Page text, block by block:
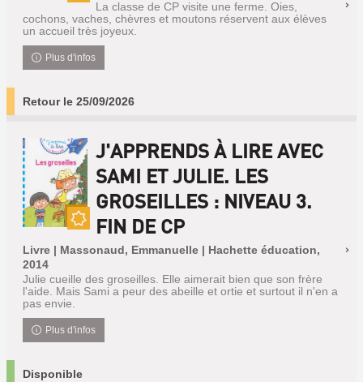
La classe de CP visite une ferme. Oies,
cochons, vaches, chèvres et moutons réservent aux élèves
un accueil très joyeux.
Plus d'infos
Retour le 25/09/2026
J'APPRENDS À LIRE AVEC
SAMI ET JULIE. LES
GROSEILLES : NIVEAU 3.
FIN DE CP
Livre | Massonaud, Emmanuelle | Hachette éducation,
2014
Julie cueille des groseilles. Elle aimerait bien que son frère
l'aide. Mais Sami a peur des abeille et ortie et surtout il n'en a
pas envie.
Plus d'infos
Disponible